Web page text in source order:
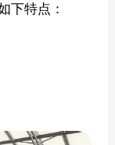
如下特点：